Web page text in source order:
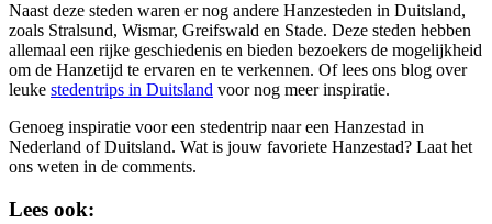
Naast deze steden waren er nog andere Hanzesteden in Duitsland,
zoals Stralsund, Wismar, Greifswald en Stade. Deze steden hebben
allemaal een rijke geschiedenis en bieden bezoekers de mogelijkheid
om de Hanzetijd te ervaren en te verkennen. Of lees ons blog over
leuke stedentrips in Duitsland voor nog meer inspiratie.
Genoeg inspiratie voor een stedentrip naar een Hanzestad in
Nederland of Duitsland. Wat is jouw favoriete Hanzestad? Laat het
ons weten in de comments.
Lees ook: